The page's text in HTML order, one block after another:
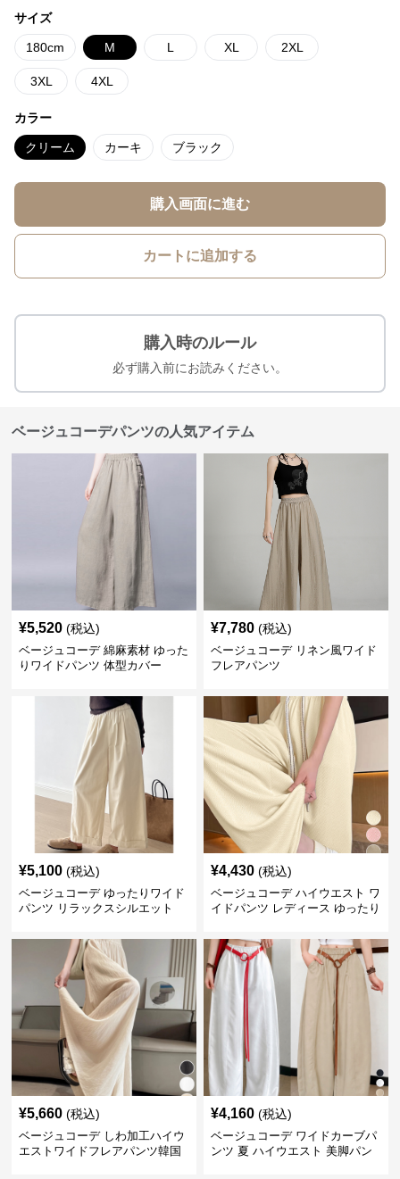
サイズ
180cm M L XL 2XL
3XL 4XL
カラー
クリーム カーキ ブラック
購入画面に進む
カートに追加する
購入時のルール
必ず購入前にお読みください。
ベージュコーデパンツの人気アイテム
¥5,520 (税込)
ベージュコーデ 綿麻素材 ゆった
りワイドパンツ 体型カバー
¥7,780 (税込)
ベージュコーデ リネン風ワイド
フレアパンツ
¥5,100 (税込)
ベージュコーデ ゆったりワイド
パンツ リラックスシルエット
¥4,430 (税込)
ベージュコーデ ハイウエスト ワ
イドパンツ レディース ゆったり
¥5,660 (税込)
ベージュコーデ しわ加工ハイウ
エストワイドフレアパンツ韓国
¥4,160 (税込)
ベージュコーデ ワイドカーブパ
ンツ 夏 ハイウエスト 美脚パン